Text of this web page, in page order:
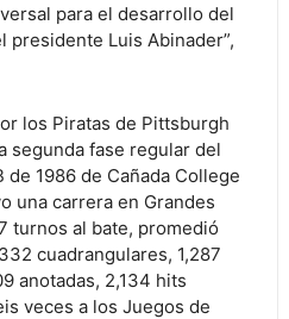
para el desarrollo del
presidente Luis Abinader”,
los Piratas de Pittsburgh
segunda fase regular del
1986 de Cañada College
una carrera en Grandes
turnos al bate, promedió
cuadrangulares, 1,287
anotadas, 2,134 hits
veces a los Juegos de